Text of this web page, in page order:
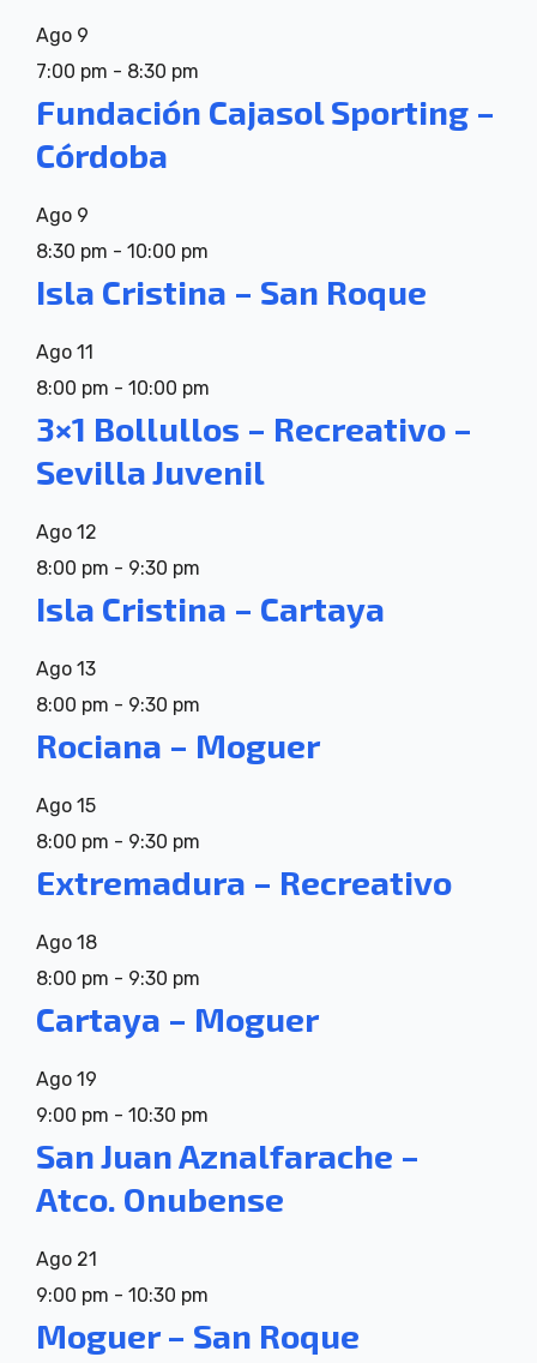
Ago 9
7:00 pm - 8:30 pm
Fundación Cajasol Sporting –
Córdoba
Ago 9
8:30 pm - 10:00 pm
Isla Cristina – San Roque
Ago 11
8:00 pm - 10:00 pm
3×1 Bollullos – Recreativo –
Sevilla Juvenil
Ago 12
8:00 pm - 9:30 pm
Isla Cristina – Cartaya
Ago 13
8:00 pm - 9:30 pm
Rociana – Moguer
Ago 15
8:00 pm - 9:30 pm
Extremadura – Recreativo
Ago 18
8:00 pm - 9:30 pm
Cartaya – Moguer
Ago 19
9:00 pm - 10:30 pm
San Juan Aznalfarache –
Atco. Onubense
Ago 21
9:00 pm - 10:30 pm
Moguer – San Roque